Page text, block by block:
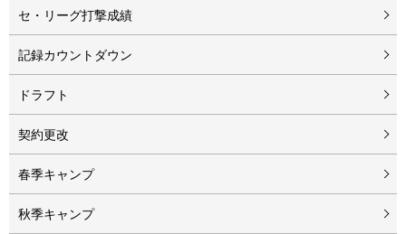
セ・リーグ打撃成績
記録カウントダウン
ドラフト
契約更改
春季キャンプ
秋季キャンプ